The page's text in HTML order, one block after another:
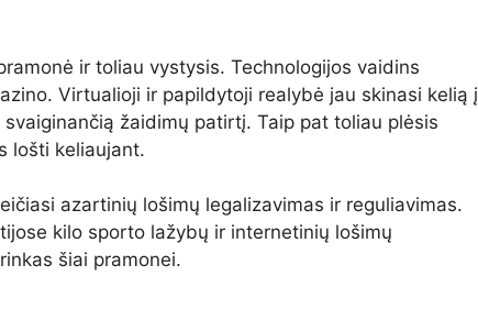
ir toliau vystysis. Technologijos vaidins
Virtualioji ir papildytoji realybė jau skinasi kelią į
žaidimų patirtį. Taip pat toliau plėsis
lošti keliaujant.
azartinių lošimų legalizavimas ir reguliavimas.
kilo sporto lažybų ir internetinių lošimų
šiai pramonei.